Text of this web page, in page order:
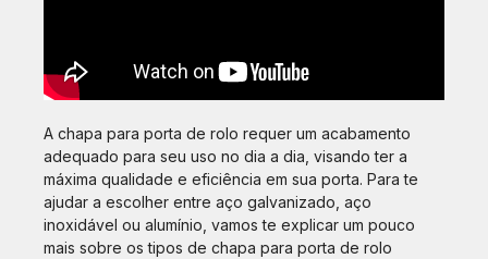
A chapa para porta de rolo requer um acabamento
adequado para seu uso no dia a dia, visando ter a
máxima qualidade e eficiência em sua porta. Para te
ajudar a escolher entre aço galvanizado, aço
inoxidável ou alumínio, vamos te explicar um pouco
mais sobre os tipos de chapa para porta de rolo